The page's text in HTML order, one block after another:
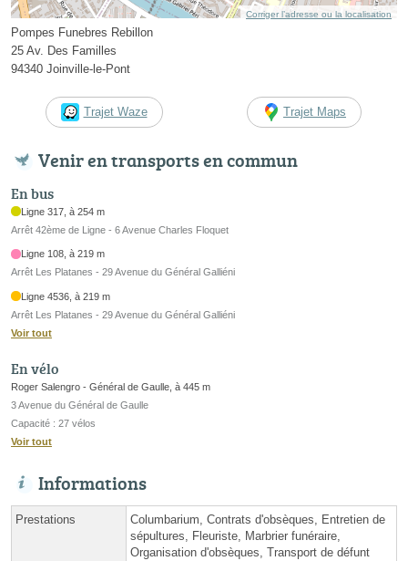
Corriger l’adresse ou la localisation
Pompes Funebres Rebillon
25 Av. Des Familles
94340 Joinville-le-Pont
Trajet Waze Trajet Maps
Venir en transports en commun
En bus
Ligne 317, à 254 m
Arrêt 42ème de Ligne - 6 Avenue Charles Floquet
Ligne 108, à 219 m
Arrêt Les Platanes - 29 Avenue du Général Galliéni
Ligne 4536, à 219 m
Arrêt Les Platanes - 29 Avenue du Général Galliéni
Voir tout
En vélo
Roger Salengro - Général de Gaulle, à 445 m
3 Avenue du Général de Gaulle
Capacité : 27 vélos
Voir tout
Informations
Prestations
Columbarium, Contrats d'obsèques, Entretien de
sépultures, Fleuriste, Marbrier funéraire,
Organisation d'obsèques, Transport de défunt